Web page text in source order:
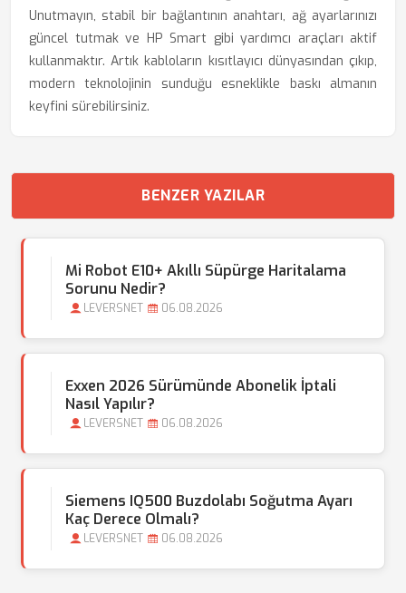
Unutmayın, stabil bir bağlantının anahtarı, ağ ayarlarınızı
güncel tutmak ve HP Smart gibi yardımcı araçları aktif
kullanmaktır. Artık kabloların kısıtlayıcı dünyasından çıkıp,
modern teknolojinin sunduğu esneklikle baskı almanın
keyfini sürebilirsiniz.
BENZER YAZILAR
Mi Robot E10+ Akıllı Süpürge Haritalama
Sorunu Nedir?
LEVERSNET 06.08.2026
Exxen 2026 Sürümünde Abonelik İptali
Nasıl Yapılır?
LEVERSNET 06.08.2026
Siemens IQ500 Buzdolabı Soğutma Ayarı
Kaç Derece Olmalı?
LEVERSNET 06.08.2026